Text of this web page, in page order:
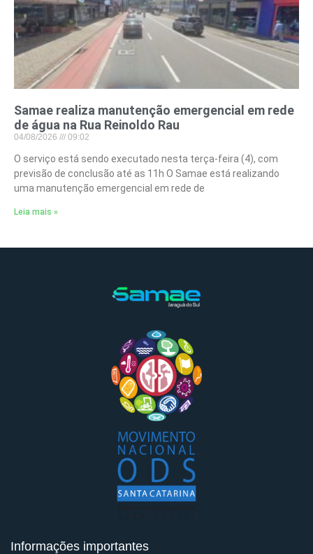
Samae realiza manutenção emergencial em rede
de água na Rua Reinoldo Rau
04/08/2026 09:02
O serviço está sendo executado nesta terça-feira (4), com
previsão de conclusão até as 11h O Samae está realizando
uma manutenção emergencial em rede de
Leia mais »
Informações importantes